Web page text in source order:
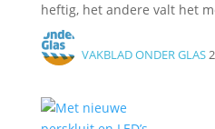
heftig, het andere valt het
VAKBLAD ONDER GLAS